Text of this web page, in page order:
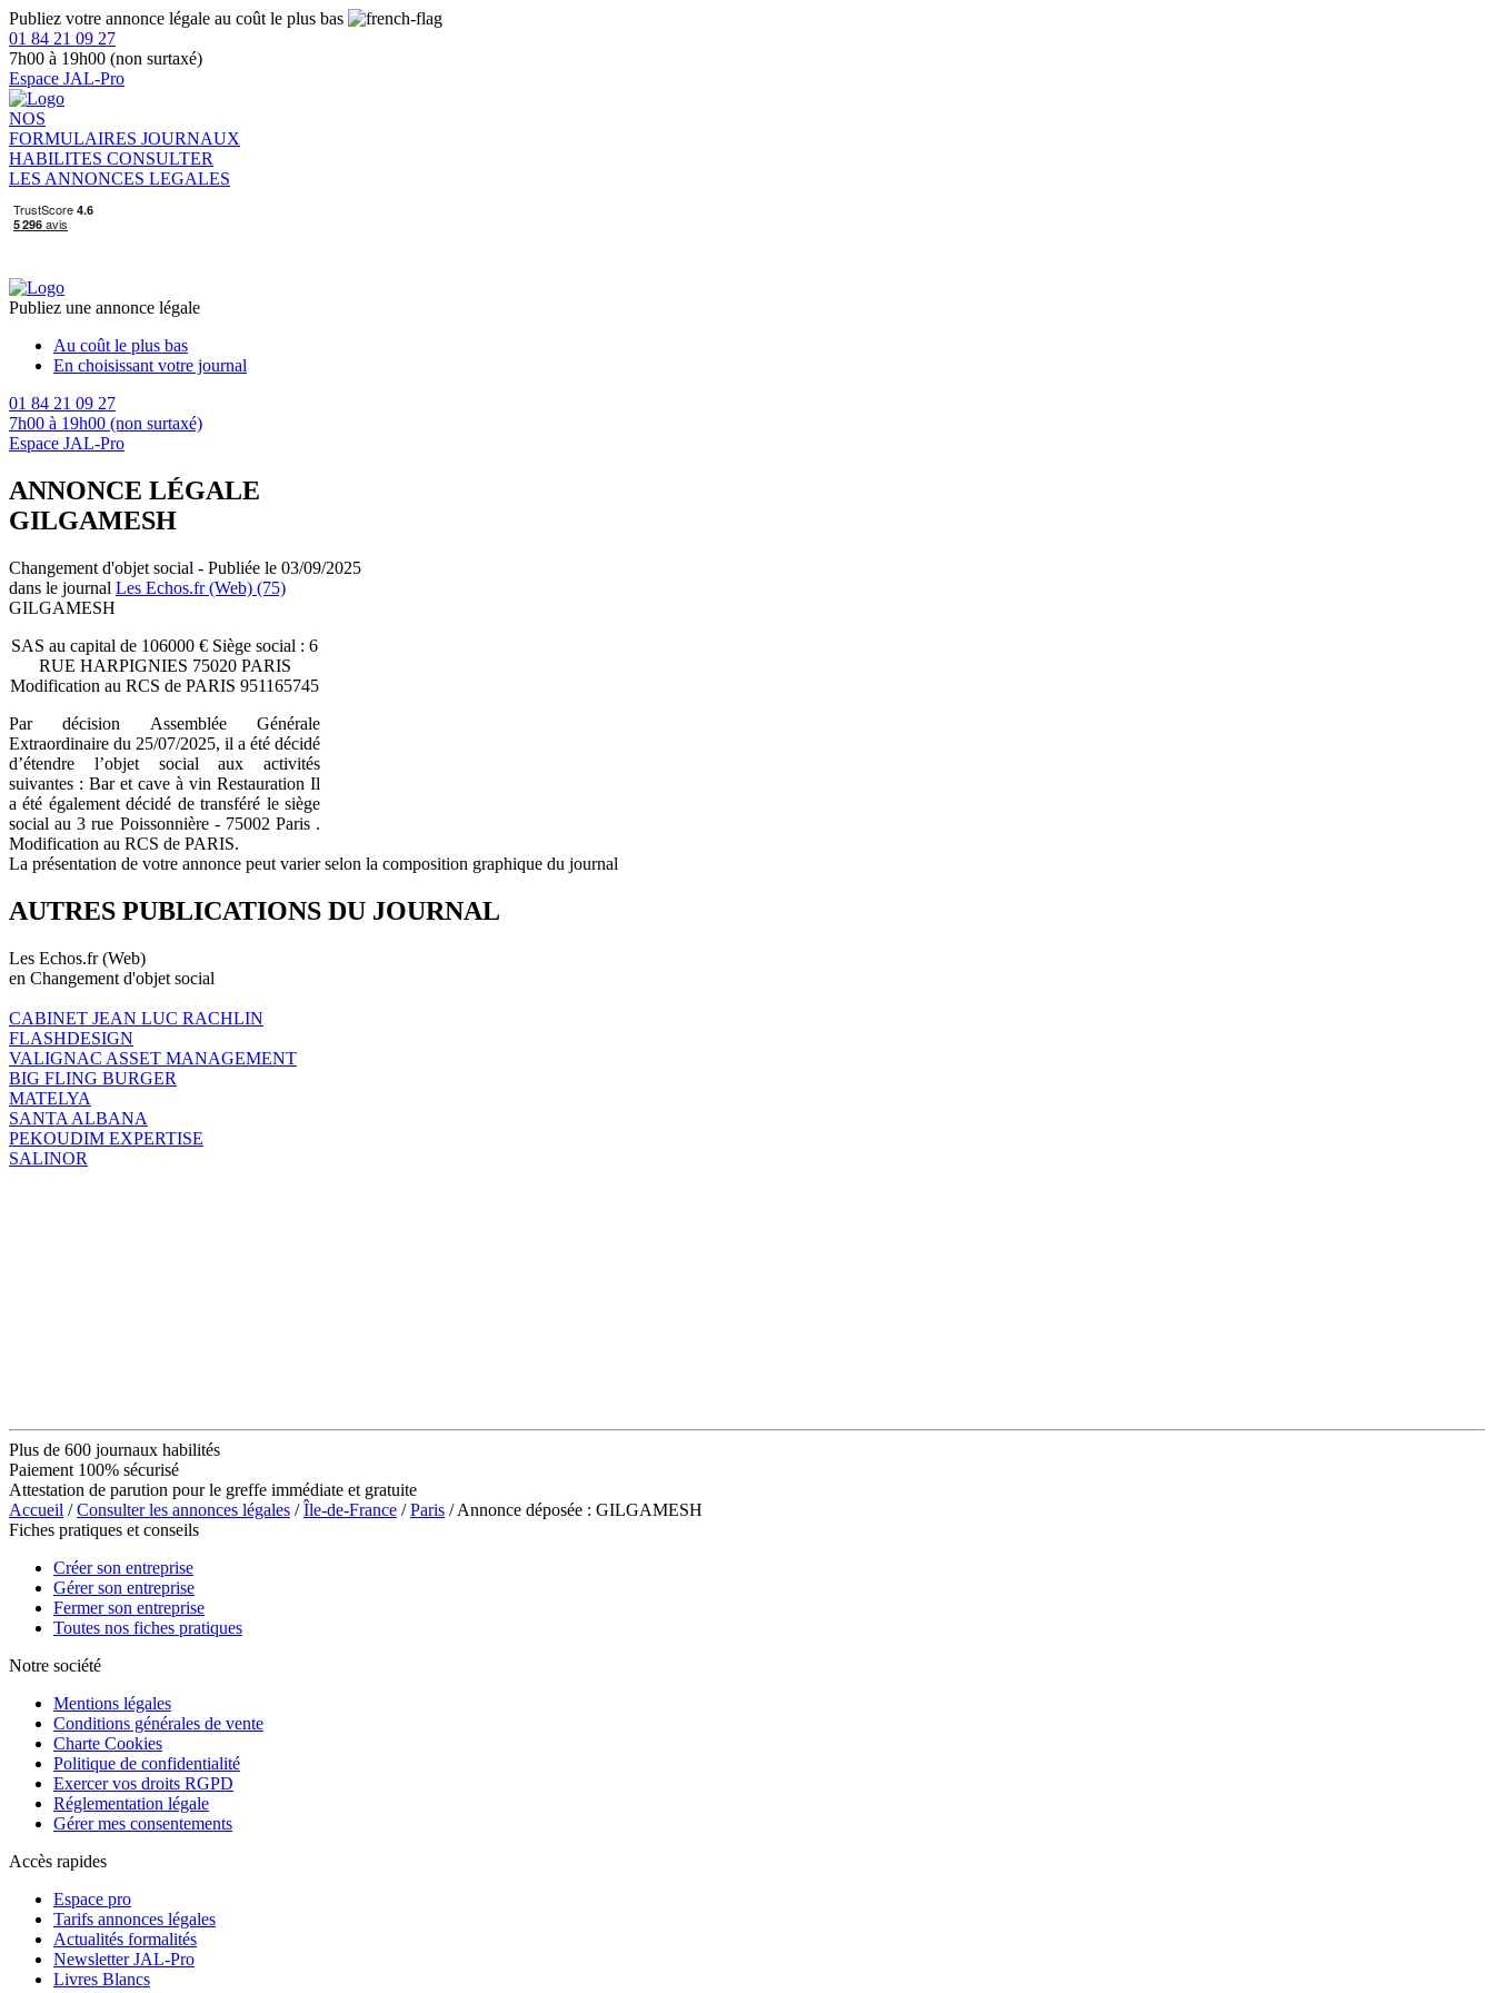
Publiez votre annonce légale au coût le plus bas
01 84 21 09 27
7h00 à 19h00 (non surtaxé)
Espace JAL-Pro
NOS
FORMULAIRES JOURNAUX
HABILITES CONSULTER
LES ANNONCES LEGALES
Publiez une annonce légale
Au coût le plus bas
En choisissant votre journal
01 84 21 09 27
7h00 à 19h00 (non surtaxé)
Espace JAL-Pro
ANNONCE LÉGALE
GILGAMESH
Changement d'objet social - Publiée le 03/09/2025
dans le journal Les Echos.fr (Web) (75)
GILGAMESH
SAS au capital de 106000 € Siège social : 6
RUE HARPIGNIES 75020 PARIS
Modification au RCS de PARIS 951165745
Par décision Assemblée Générale
Extraordinaire du 25/07/2025, il a été décidé
d’étendre l’objet social aux activités
suivantes : Bar et cave à vin Restauration Il
a été également décidé de transféré le siège
social au 3 rue Poissonnière - 75002 Paris .
Modification au RCS de PARIS.
La présentation de votre annonce peut varier selon la composition graphique du journal
AUTRES PUBLICATIONS DU JOURNAL
Les Echos.fr (Web)
en Changement d'objet social
CABINET JEAN LUC RACHLIN
FLASHDESIGN
VALIGNAC ASSET MANAGEMENT
BIG FLING BURGER
MATELYA
SANTA ALBANA
PEKOUDIM EXPERTISE
SALINOR
Plus de 600 journaux habilités
Paiement 100% sécurisé
Attestation de parution pour le greffe immédiate et gratuite
Accueil /Consulter les annonces légales /Île-de-France /Paris / Annonce déposée : GILGAMESH
Fiches pratiques et conseils
Créer son entreprise
Gérer son entreprise
Fermer son entreprise
Toutes nos fiches pratiques
Notre société
Mentions légales
Conditions générales de vente
Charte Cookies
Politique de confidentialité
Exercer vos droits RGPD
Réglementation légale
Gérer mes consentements
Accès rapides
Espace pro
Tarifs annonces légales
Actualités formalités
Newsletter JAL-Pro
Livres Blancs